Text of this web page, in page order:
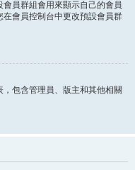
員群組會用來顯示自己的會員
會員控制台中更改預設會員群
包含管理員、版主和其他相關